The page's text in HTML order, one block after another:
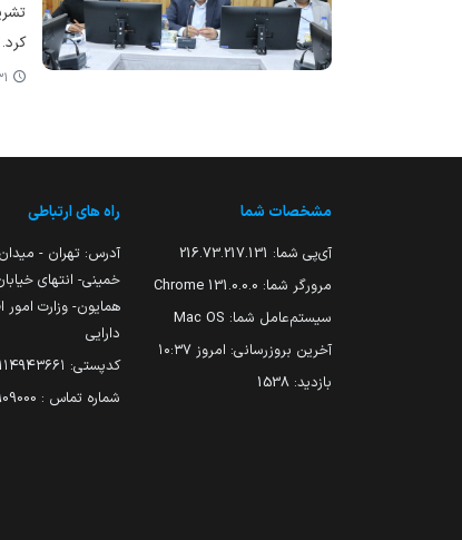
کرد.
مشخصات شما
آی‌پی شما: 216.73.217.131
مرورگر شما: 131.0.0.0 Chrome
سیستم‌عامل شما: Mac OS
آخرین بروزرسانی: امروز ۱۰:۳۷
بازدید: 1538
راه های ارتباطی
آدرس: تهران -
خمینی- انتهای
همایون- وزارت امور
دارایی
کدپستی: ۱۱۱۴۹۴۳۶۶۱
شماره تماس : 39909000